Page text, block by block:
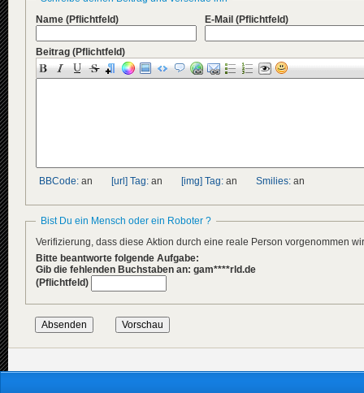
Name (Pflichtfeld) E-Mail (Pflichtfeld)
Beitrag (Pflichtfeld)
BBCode: an [url] Tag: an [img] Tag: an Smilies: an
Bist Du ein Mensch oder ein Roboter ?
Verifizierung, dass diese Aktion durch eine reale Person vorgenommen
Bitte beantworte folgende Aufgabe:
Gib die fehlenden Buchstaben an: gam****rld.de
(Pflichtfeld)